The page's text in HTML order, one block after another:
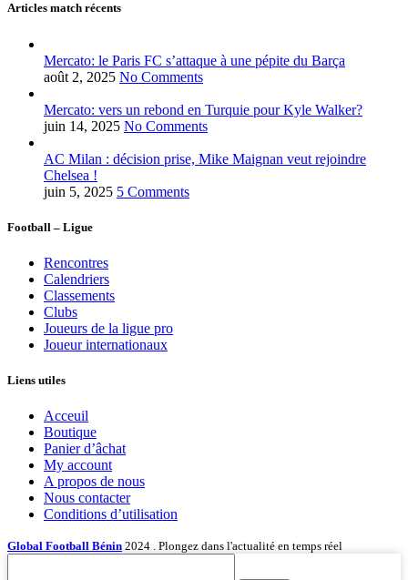
Articles match récents
Mercato: le Paris FC s’attaque à une pépite du Barça
août 2, 2025 No Comments
Mercato: vers un rebond en Turquie pour Kyle Walker?
juin 14, 2025 No Comments
AC Milan : décision prise, Mike Maignan veut rejoindre
Chelsea !
juin 5, 2025 5 Comments
Football – Ligue
Rencontres
Calendriers
Classements
Clubs
Joueurs de la ligue pro
Joueur internationaux
Liens utiles
Acceuil
Boutique
Panier d’âchat
My account
A propos de nous
Nous contacter
Conditions d’utilisation
Global Football Bénin 2024 . Plongez dans l'actualité en temps réel